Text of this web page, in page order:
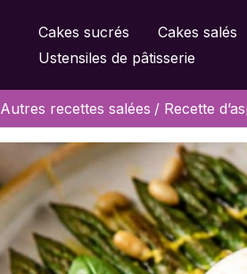
Cakes sucrés Cakes salés
Ustensiles de pâtisserie
Autres recettes salées Recette